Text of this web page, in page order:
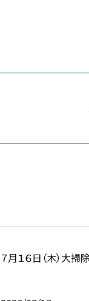
７月１６日（木）大掃